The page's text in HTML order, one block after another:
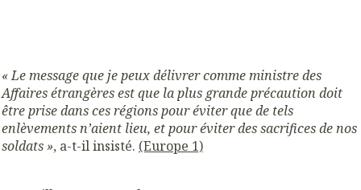
« Le message que je peux délivrer comme ministre des
Affaires étrangères est que la plus grande précaution doit
être prise dans ces régions pour éviter que de tels
enlèvements n’aient lieu, et pour éviter des sacrifices de nos
soldats », a-t-il insisté. (Europe 1)